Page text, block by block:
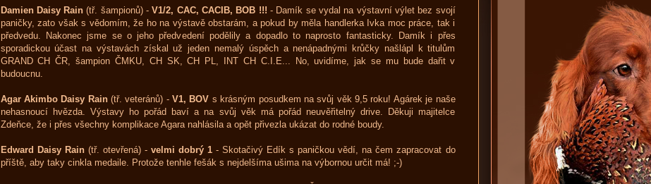
Damien Daisy Rain (tř. šampionů) -V1/2, CAC, CACIB, BOB !!! - Damík se vydal na výstavní výlet bez svojí
paničky, zato však s vědomím, že ho na výstavě obstarám, a pokud by měla handlerka Ivka moc práce, tak i
předvedu. Nakonec jsme se o jeho předvedení podělily a dopadlo to naprosto fantasticky. Damík i přes
sporadickou účast na výstavách získal už jeden nemalý úspěch a nenápadnými krůčky našlápl k titulům
GRAND CH ČR, šampion ČMKU, CH SK, CH PL, INT CH C.I.E... No, uvidíme, jak se mu bude dařit v
budoucnu.
Agar Akimbo Daisy Rain(tř. veteránů) -V1, BOV s krásným posudkem na svůj věk 9,5 roku! Agárek je naše
nehasnoucí hvězda. Výstavy ho pořád baví a na svůj věk má pořád neuvěřitelný drive. Děkuji majitelce
Zdeňce, že i přes všechny komplikace Agara nahlásila a opět přivezla ukázat do rodné boudy.
Edward Daisy Rain(tř. otevřená) - velmi dobrý 1- Skotačivý Edík s paničkou vědí, na čem zapracovat do
příště, aby taky cinkla medaile. Protože tenhle fešák s nejdelšíma ušima na výbornou určit má! ;-)